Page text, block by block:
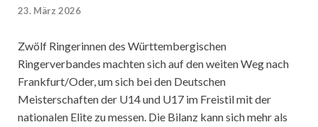
23. März 2026
Zwölf Ringerinnen des Württembergischen
Ringerverbandes machten sich auf den weiten Weg nach
Frankfurt/Oder, um sich bei den Deutschen
Meisterschaften der U14 und U17 im Freistil mit der
nationalen Elite zu messen. Die Bilanz kann sich mehr als